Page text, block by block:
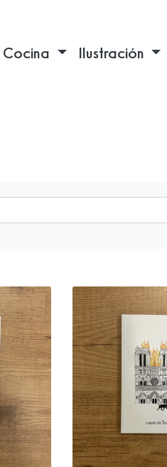
Cocina Ilustración